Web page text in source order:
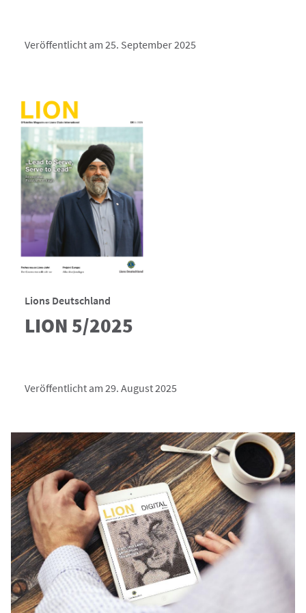
Veröffentlicht am 25. September 2025
Lions Deutschland
LION 5/2025
Veröffentlicht am 29. August 2025